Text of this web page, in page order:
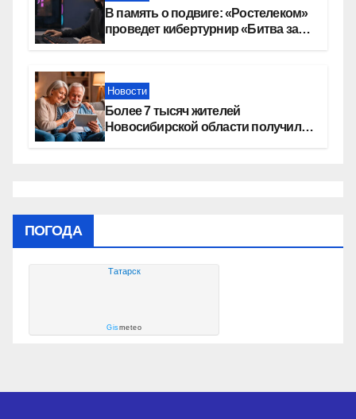
В память о подвиге: «Ростелеком»
проведет кибертурнир «Битва за
Новости
Более 7 тысяч жителей
Новосибирской области получили
ПОГОДА
Татарск
Gismeteo